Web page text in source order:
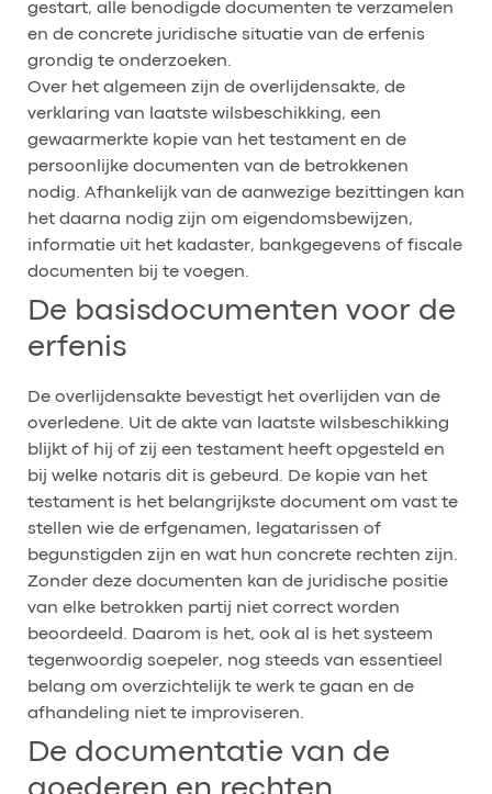
gestart, alle benodigde documenten te verzamelen
en de concrete juridische situatie van de erfenis
grondig te onderzoeken.
Over het algemeen zijn de overlijdensakte, de
verklaring van laatste wilsbeschikking, een
gewaarmerkte kopie van het testament en de
persoonlijke documenten van de betrokkenen
nodig. Afhankelijk van de aanwezige bezittingen kan
het daarna nodig zijn om eigendomsbewijzen,
informatie uit het kadaster, bankgegevens of fiscale
documenten bij te voegen.
De basisdocumenten voor de
erfenis
De overlijdensakte bevestigt het overlijden van de
overledene. Uit de akte van laatste wilsbeschikking
blijkt of hij of zij een testament heeft opgesteld en
bij welke notaris dit is gebeurd. De kopie van het
testament is het belangrijkste document om vast te
stellen wie de erfgenamen, legatarissen of
begunstigden zijn en wat hun concrete rechten zijn.
Zonder deze documenten kan de juridische positie
van elke betrokken partij niet correct worden
beoordeeld. Daarom is het, ook al is het systeem
tegenwoordig soepeler, nog steeds van essentieel
belang om overzichtelijk te werk te gaan en de
afhandeling niet te improviseren.
De documentatie van de